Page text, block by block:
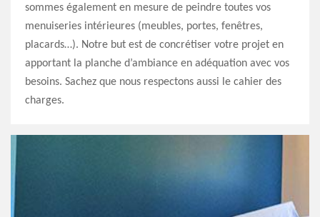
sommes également en mesure de peindre toutes vos
menuiseries intérieures (meubles, portes, fenêtres,
placards…). Notre but est de concrétiser votre projet en
apportant la planche d’ambiance en adéquation avec vos
besoins. Sachez que nous respectons aussi le cahier des
charges.